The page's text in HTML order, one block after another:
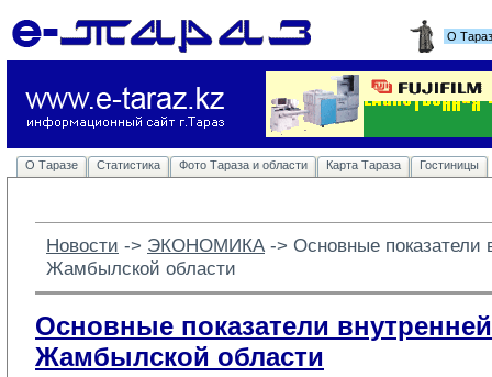
О
О Таразе Статистика Фото Тараза и области Карта Тараза Гостиницы
Новости -> ЭКОНОМИКА -> Основные показатели
Жамбылской области
Основные показатели
Жамбылской области